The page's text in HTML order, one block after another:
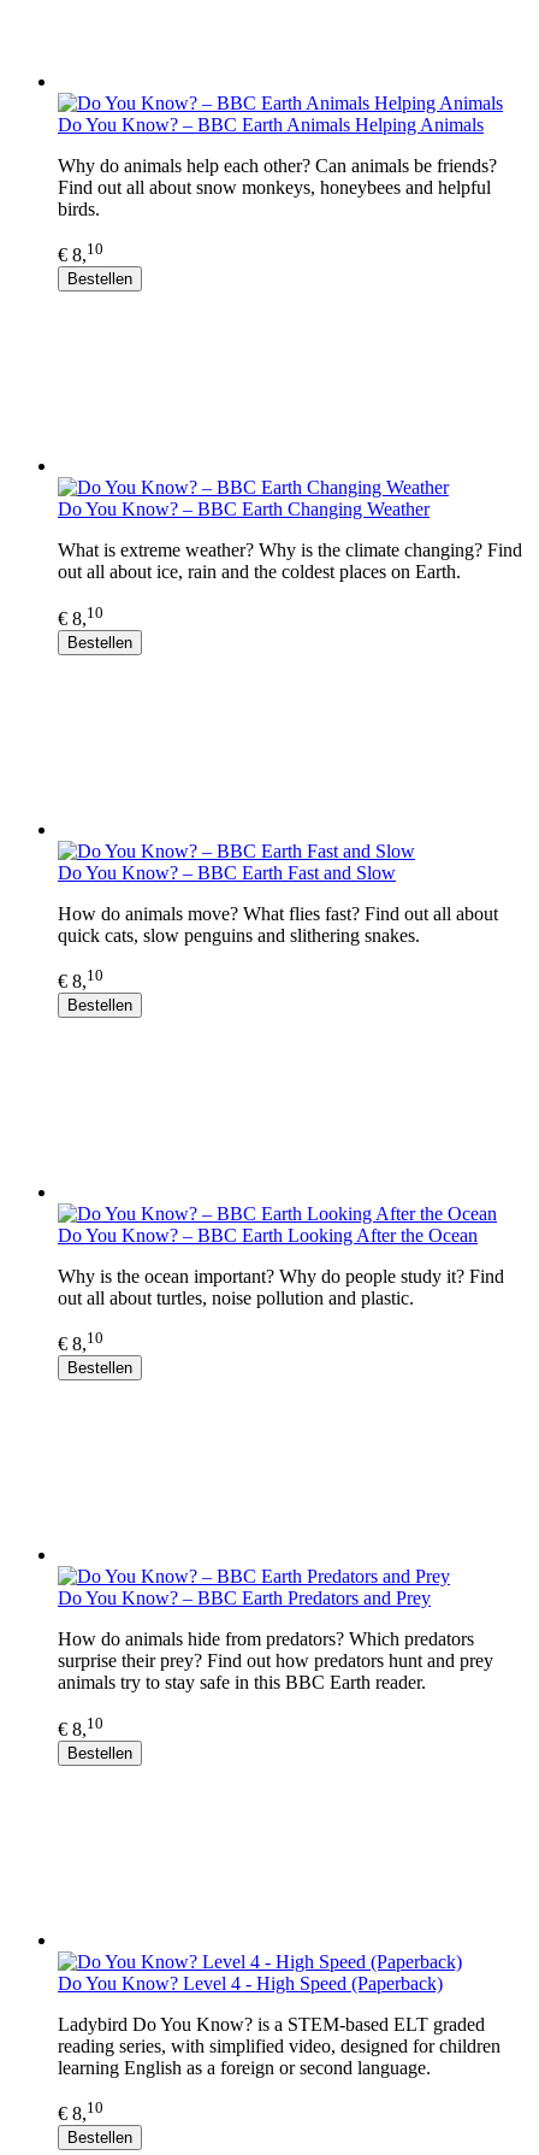
Do You Know? – BBC Earth Animals Helping Animals
Why do animals help each other? Can animals be friends?
Find out all about snow monkeys, honeybees and helpful
birds.
€ 8,10
Bestellen
Do You Know? – BBC Earth Changing Weather
What is extreme weather? Why is the climate changing? Find
out all about ice, rain and the coldest places on Earth.
€ 8,10
Bestellen
Do You Know? – BBC Earth Fast and Slow
How do animals move? What flies fast? Find out all about
quick cats, slow penguins and slithering snakes.
€ 8,10
Bestellen
Do You Know? – BBC Earth Looking After the Ocean
Why is the ocean important? Why do people study it? Find
out all about turtles, noise pollution and plastic.
€ 8,10
Bestellen
Do You Know? – BBC Earth Predators and Prey
How do animals hide from predators? Which predators
surprise their prey? Find out how predators hunt and prey
animals try to stay safe in this BBC Earth reader.
€ 8,10
Bestellen
Do You Know? Level 4 - High Speed (Paperback)
Ladybird Do You Know? is a STEM-based ELT graded
reading series, with simplified video, designed for children
learning English as a foreign or second language.
€ 8,10
Bestellen